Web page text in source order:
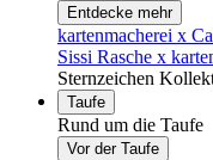
Entdecke mehr
kartenmacherei x
Sissi Rasche x
Sternzeichen
Taufe
Rund um die Taufe
Vor der Taufe